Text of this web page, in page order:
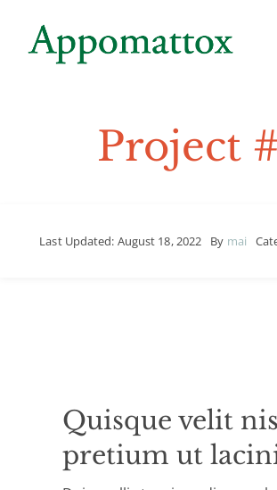
content
Project
Last Updated: August 18, 2022 By mai
Quisque velit
pretium ut